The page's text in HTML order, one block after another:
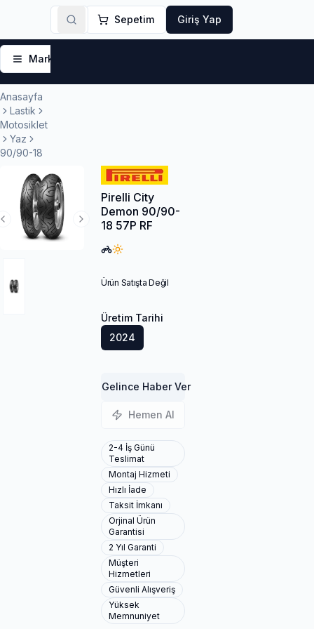
Sepetim Giriş Yap
Markalar
Anasayfa
Lastik
Motosiklet
Yaz
90/90-18
Next Slide
Previous Slide
Pirelli City
Demon 90/90-
18 57P RF
Ürün Satışta Değil
Üretim Tarihi
2024
Gelince Haber Ver
Hemen Al
2-4 İş Günü
Teslimat
Montaj Hizmeti
Hızlı İade
Taksit İmkanı
Orjinal Ürün
Garantisi
2 Yıl Garanti
Müşteri
Hizmetleri
Güvenli Alışveriş
Yüksek
Memnuniyet